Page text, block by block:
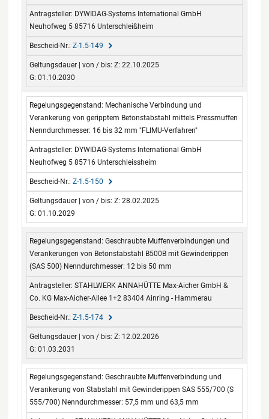
DYWIDAG-Systems International GmbH
Neuhofweg 5 85716 Unterschleißheim
Z-1.5-149
Z: 22.10.2025
G: 01.10.2030
Mechanische Verbindung und
Verankerung von geripptem Betonstabstahl mittels Pressmuffen
Nenndurchmesser: 16 bis 32 mm "FLIMU-Verfahren"
DYWIDAG-Systems International GmbH
Neuhofweg 5 85716 Unterschleissheim
Z-1.5-150
Z: 28.02.2025
G: 01.10.2029
Geschraubte Muffenverbindungen und
Verankerungen von Betonstabstahl B500B mit Gewinderippen
(SAS 500) Nenndurchmesser: 12 bis 50 mm
STAHLWERK ANNAHÜTTE Max-Aicher GmbH &
Co. KG Max-Aicher-Allee 1+2 83404 Ainring - Hammerau
Z-1.5-174
Z: 12.02.2026
G: 01.03.2031
Geschraubte Muffenverbindung und
Verankerung von Stabstahl mit Gewinderippen SAS 555/700 (S
555/700) Nenndurchmesser: 57,5 mm und 63,5 mm